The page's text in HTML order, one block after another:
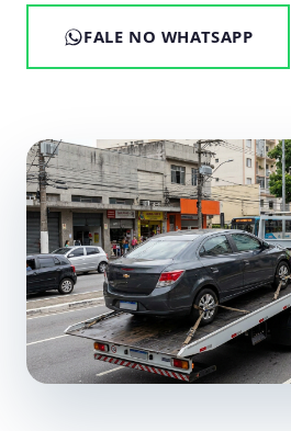
FALE NO WHATSAPP